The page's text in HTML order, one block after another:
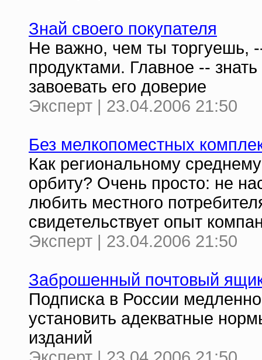
Знай своего покупателя
Не важно, чем ты торгуешь,
продуктами. Главное --
завоевать его доверие
Эксперт | 23.04.2006 21:50
Без мелкопоместных
Как региональному
орбиту? Очень просто: не
любить местного
свидетельствует опыт
Эксперт | 23.04.2006 21:50
Заброшенный почтовый
Подписка в России
установить адекватные
изданий